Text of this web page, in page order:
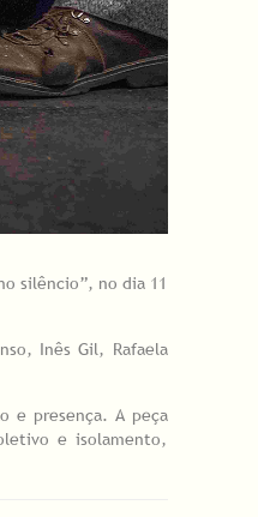
silêncio”, no dia 11
Inês Gil, Rafaela
e presença. A peça
e isolamento,